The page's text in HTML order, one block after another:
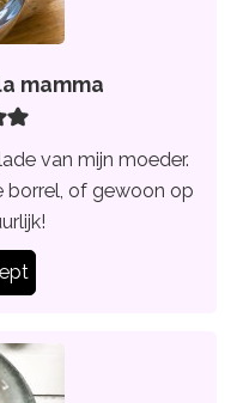
mamma
van mijn moeder.
borrel, of gewoon op